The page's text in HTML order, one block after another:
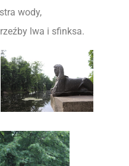
wody,
lwa i sfinksa.